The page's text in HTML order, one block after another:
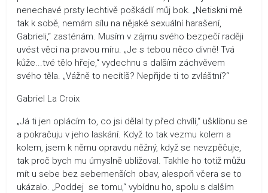
nenechavé prsty lechtivě poškádlí můj bok. „Netiskni mě
tak k sobě, nemám sílu na nějaké sexuální harašení,
Gabrieli,“ zasténám. Musím v zájmu svého bezpečí raději
uvést věci na pravou míru. „Je s tebou něco divně! Tvá
kůže...tvé tělo hřeje,“ vydechnu s dalším záchvěvem
svého těla. „Vážně to necítíš? Nepřijde ti to zvláštní?“
Gabriel La Croix
„Já ti jen oplácím to, co jsi dělal ty před chvílí,“ ušklíbnu se
a pokračuju v jeho laskání. Když to tak vezmu kolem a
kolem, jsem k němu opravdu něžný, když se nevzpěčuje,
tak proč bych mu úmyslně ubližoval. Takhle ho totiž můžu
mít u sebe bez sebemenších obav, alespoň včera se to
ukázalo. „Poddej se tomu,“ vybídnu ho, spolu s dalším